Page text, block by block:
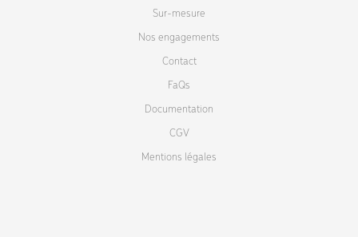
Sur-mesure
Nos engagements
Contact
FaQs
Documentation
CGV
Mentions légales